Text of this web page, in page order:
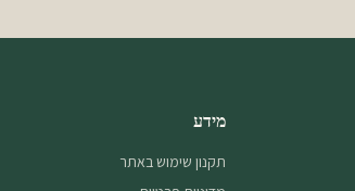
מידע
תקנון שימוש באתר